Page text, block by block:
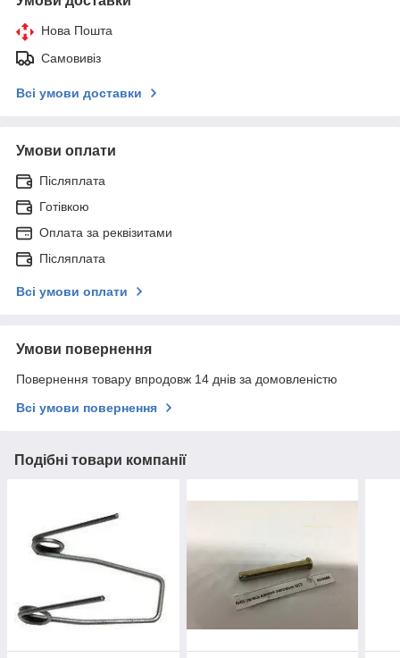
Нова Пошта
Самовивіз
Всі умови доставки
Умови оплати
Післяплата
Готівкою
Оплата за реквізитами
Післяплата
Всі умови оплати
Умови повернення
Повернення товару впродовж 14 днів за домовленістю
Всі умови повернення
Подібні товари компанії